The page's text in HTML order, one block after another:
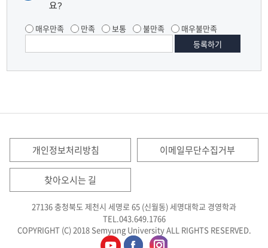
요?
매우만족 만족 보통 불만족 매우불만족
개인정보처리방침 이메일무단수집거부
찾아오시는 길
27136 충청북도 제천시 세명로 65 (신월동) 세명대학교 경영학과
TEL.043.649.1766
COPYRIGHT (C) 2018 Semyung University ALL RIGHTS RESERVED.